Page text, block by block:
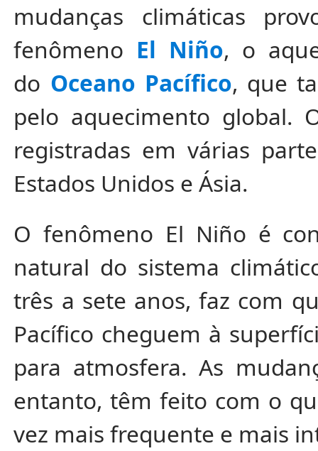
mudanças climáticas
fenômeno El Niño, o
do Oceano Pacífico, que
pelo aquecimento global.
registradas em várias
Estados Unidos e Ásia.
O fenômeno El Niño é
natural do sistema
três a sete anos, faz com
Pacífico cheguem à
para atmosfera. As
entanto, têm feito com o
vez mais frequente e mais